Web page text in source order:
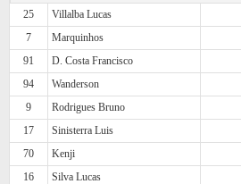
25 Villalba Lucas
7
Marquinhos
91
D. Costa Francisco
94
Wanderson
9
Rodrigues Bruno
17
Sinisterra Luis
70
Kenji
16
Silva Lucas